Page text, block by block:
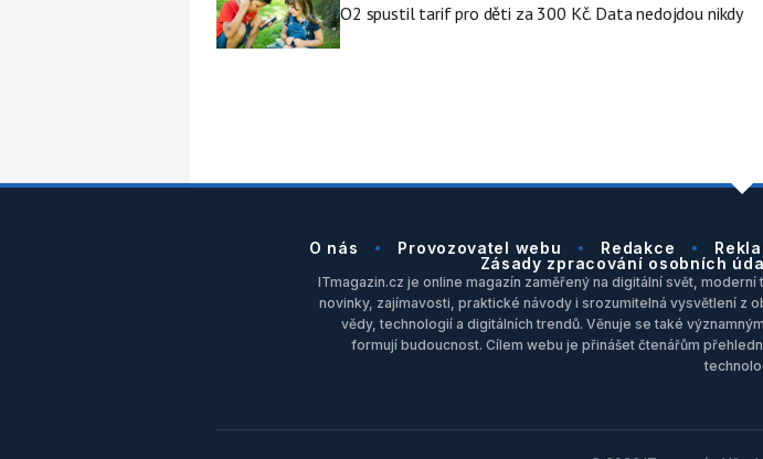
O2 spustil tarif pro děti za 300 Kč. Data nedojdou nikdy
O nás Provozovatel webu Redakce
Zásady zpracování osobních
ITmagazin.cz je online magazín zaměřený na digitální svět,
novinky, zajímavosti, praktické návody i srozumitelná vysvětlení z
vědy, technologií a digitálních trendů. Věnuje se také
formují budoucnost. Cílem webu je přinášet čtenářům